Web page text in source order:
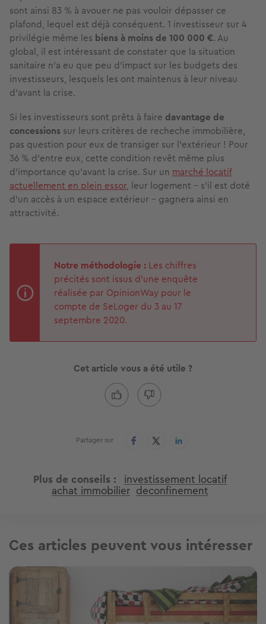
sont ainsi 83 % à avouer ne pas vouloir dépasser ce
plafond, lequel est déjà conséquent. 1 investisseur sur 4
privilégie même les biens à moins de 100 000 €. Au
global, il est intéressant de constater que la situation
sanitaire n’a eu que peu d’impact sur les budgets des
investisseurs, lesquels les ont maintenus à leur niveau
d'avant la crise.
Si les investisseurs sont prêts à faire davantage de
concessions sur leurs critères de recheche immobilière,
pas question pour eux de transiger sur l’extérieur ! Pour
36 % d'entre eux, cette condition revêt même plus
d'importance qu’avant la crise. Sur un marché locatif
actuellement en plein essor, leur logement - s'il est doté
d'un accès à un espace extérieur - gagnera ainsi en
attractivité.
Notre méthodologie : Les chiffres
précités sont issus d'une enquête
réalisée par OpinionWay pour le
compte de SeLoger du 3 au 17
septembre 2020.
Cet article vous a été utile ?
Partager sur
Plus de conseils investissement locatif
achat immobilier deconfinement
Ces articles peuvent vous intéresser
Image